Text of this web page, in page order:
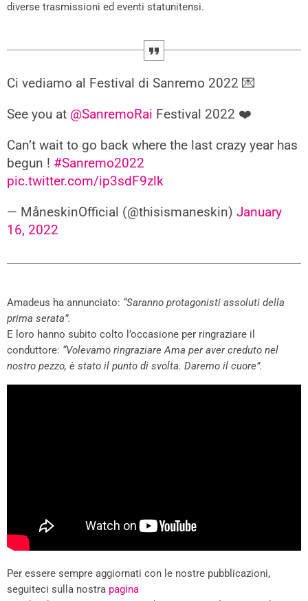
diverse trasmissioni ed eventi statunitensi.
Ci vediamo al Festival di Sanremo 2022 💌
See you at @SanremoRai Festival 2022 ❤️
Can’t wait to go back where the last crazy year has
begun ! #Sanremo2022
pic.twitter.com/ip3sdF9zlk
— MåneskinOfficial (@thisismaneskin) January
16, 2022
Amadeus ha annunciato: “Saranno protagonisti assoluti della
prima serata”.
E loro hanno subito colto l’occasione per ringraziare il
conduttore: “Volevamo ringraziare Ama per aver creduto nel
nostro pezzo, è stato il punto di svolta. Daremo il cuore”.
Per essere sempre aggiornati con le nostre pubblicazioni,
seguiteci sulla nostra pagina